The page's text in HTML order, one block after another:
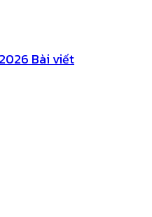
Bài viết